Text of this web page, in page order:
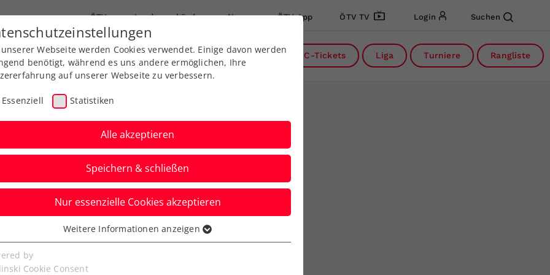
ÖTV Landesverbände News ÖTV App ÖTV TV Login Suchen
Ausbildung Services Über uns DC-Tickets Liga Turniere Rangliste
bei ATP-Challenger
Doppeltitel
Webseite werden Cookies verwendet. Einige davon werden
benötigt, während es uns andere ermöglichen, Ihre
auf unserer Webseite zu verbessern.
Essenziell Statistiken
Alle akzeptieren
Speichern & schließen
Nur essenzielle Cookies akzeptieren
Cookies werden für grundlegende Funktionen der
benötigt. Dadurch ist gewährleistet, dass die Webseite
Weitere Informationen anzeigen
by
Cookie Consent